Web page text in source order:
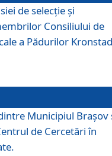
de selecție și
Consiliului de
a Pădurilor
Municipiul Brașov
de Cercetări în